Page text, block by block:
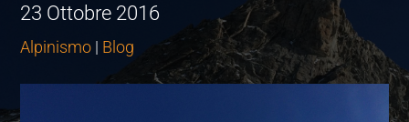
23 Ottobre 2016
Alpinismo | Blog